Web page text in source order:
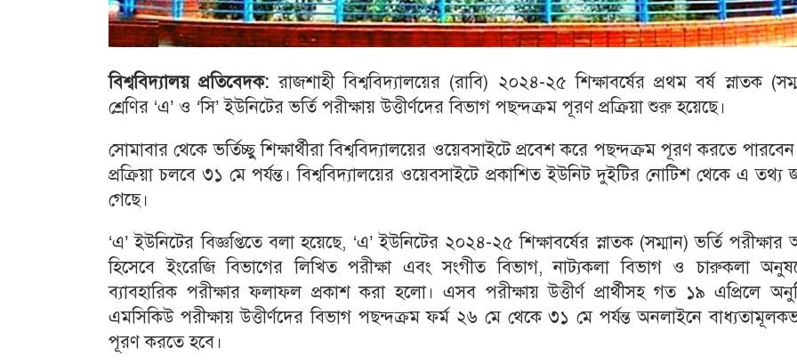
বিশ্ববিদ্যালয় প্রতিবেদক: রাজশাহী বিশ্ববিদ্যালয়ের (রাবি) ২০২৪-২৫ শিক্ষাবর্ষের প্রথম বর্ষ স্নাতক
শ্রেণির ‘এ’ ও ‘সি’ ইউনিটের ভর্তি পরীক্ষায় উত্তীর্ণদের বিভাগ পছন্দক্রম পূরণ প্রক্রিয়া শুরু হয়েছে।
সোমাবার থেকে ভর্তিচ্ছু শিক্ষার্থীরা বিশ্ববিদ্যালয়ের ওয়েবসাইটে প্রবেশ করে পছন্দক্রম পূরণ করতে
প্রক্রিয়া চলবে ৩১ মে পর্যন্ত। বিশ্ববিদ্যালয়ের ওয়েবসাইটে প্রকাশিত ইউনিট দুইটির নোটিশ থেকে এ তথ্য
গেছে।
‘এ’ ইউনিটের বিজ্ঞপ্তিতে বলা হয়েছে, ‘এ’ ইউনিটের ২০২৪-২৫ শিক্ষাবর্ষের স্নাতক (সম্মান) ভর্তি পরীক্ষার
হিসেবে ইংরেজি বিভাগের লিখিত পরীক্ষা এবং সংগীত বিভাগ, নাট্যকলা বিভাগ ও চারুকলা
ব্যাবহারিক পরীক্ষার ফলাফল প্রকাশ করা হলো। এসব পরীক্ষায় উত্তীর্ণ প্রার্থীসহ গত ১৯ এপ্রিলে
এমসিকিউ পরীক্ষায় উত্তীর্ণদের বিভাগ পছন্দক্রম ফর্ম ২৬ মে থেকে ৩১ মে পর্যন্ত অনলাইনে
পূরণ করতে হবে।